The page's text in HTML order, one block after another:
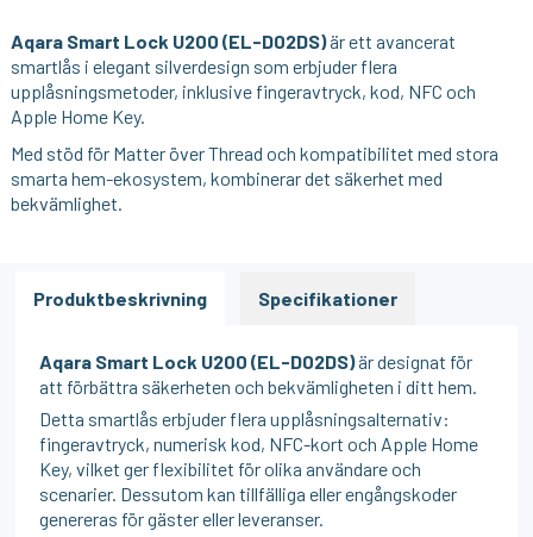
Aqara Smart Lock U200 (EL-D02DS)är ett avancerat
smartlås i elegant silverdesign som erbjuder flera
upplåsningsmetoder, inklusive fingeravtryck, kod, NFC och
Apple Home Key.
Med stöd för Matter över Thread och kompatibilitet med stora
smarta hem-ekosystem, kombinerar det säkerhet med
bekvämlighet.
Produktbeskrivning Specifikationer
Aqara Smart Lock U200 (EL-D02DS)är designat för
att förbättra säkerheten och bekvämligheten i ditt hem.
Detta smartlås erbjuder flera upplåsningsalternativ:
fingeravtryck, numerisk kod, NFC-kort och Apple Home
Key, vilket ger flexibilitet för olika användare och
scenarier. Dessutom kan tillfälliga eller engångskoder
genereras för gäster eller leveranser.